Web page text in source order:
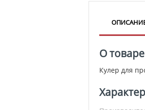
О товаре
Кулер для